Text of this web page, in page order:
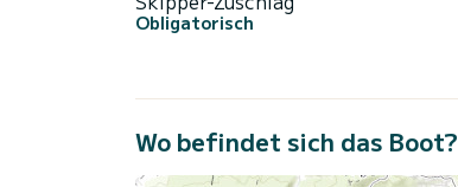
Obligatorisch
Wo befindet sich das Boot?